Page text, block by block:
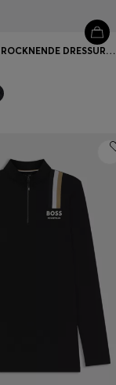
SCHNELL TROCKNENDE DRESSUR-SCHABRACKE MIT LOGO